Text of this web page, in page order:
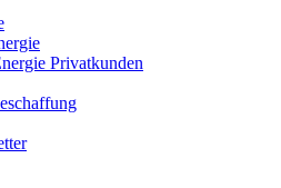
Privatkunden